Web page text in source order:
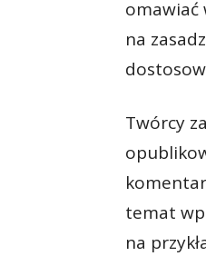
omawiać
na
Twórcy
temat
na